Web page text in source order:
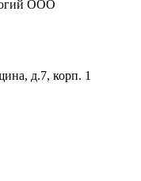
ООО
д.7, корп. 1